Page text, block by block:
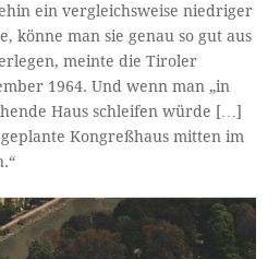
ein vergleichsweise niedriger
könne man sie genau so gut aus
meinte die Tiroler
1964. Und wenn man „in
Haus schleifen würde […]
Kongreßhaus mitten im